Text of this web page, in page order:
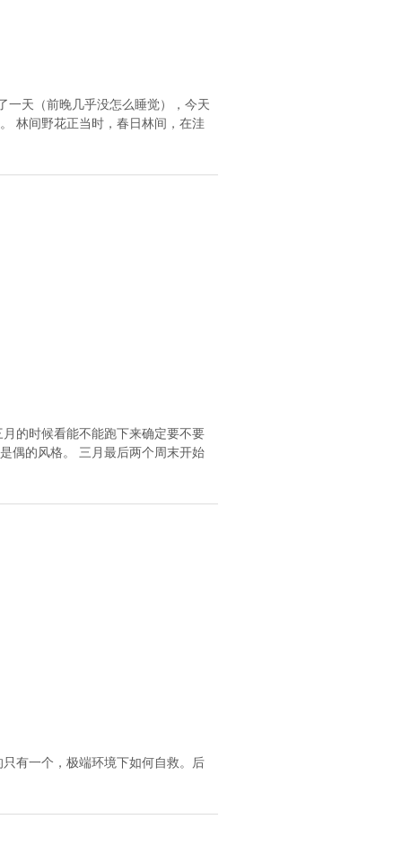
一天（前晚几乎没怎么睡觉），今天
林间野花正当时，春日林间，在洼
的时候看能不能跑下来确定要不要
偶的风格。 三月最后两个周末开始
有一个，极端环境下如何自救。后